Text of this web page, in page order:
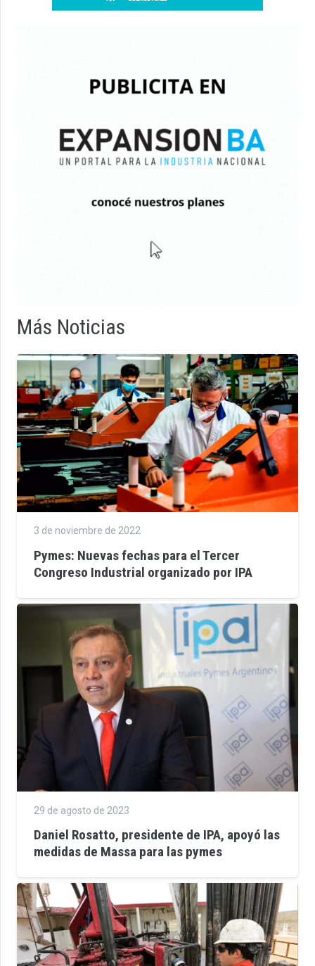
Más Noticias
3 de noviembre de 2022
Pymes: Nuevas fechas para el Tercer
Congreso Industrial organizado por IPA
29 de agosto de 2023
Daniel Rosatto, presidente de IPA, apoyó las
medidas de Massa para las pymes